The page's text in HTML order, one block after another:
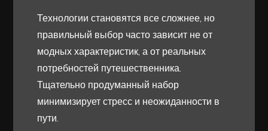
Технологии становятся все сложнее, но
правильный выбор часто зависит не от
модных характеристик, а от реальных
потребностей путешественника.
Тщательно продуманный набор
минимизирует стресс и неожиданности в
пути.